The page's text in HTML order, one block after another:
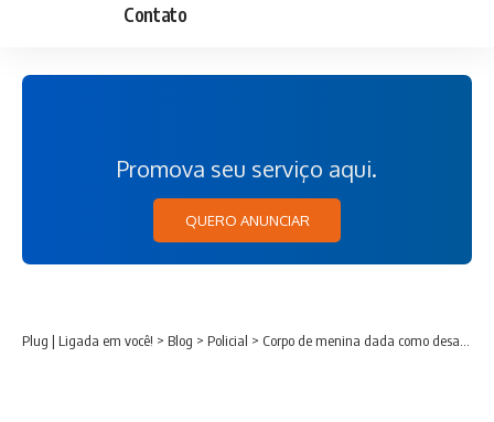
Contato
Promova seu serviço aqui.
QUERO ANUNCIAR
Plug | Ligada em você! > Blog > Policial > Corpo de menina dada como desaparecida na CIC é encontrado dentro de sofá; suspeito foi preso